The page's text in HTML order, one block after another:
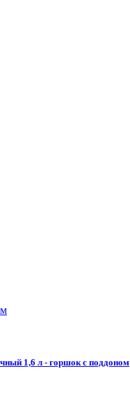
1,6 л - горшок с поддоном